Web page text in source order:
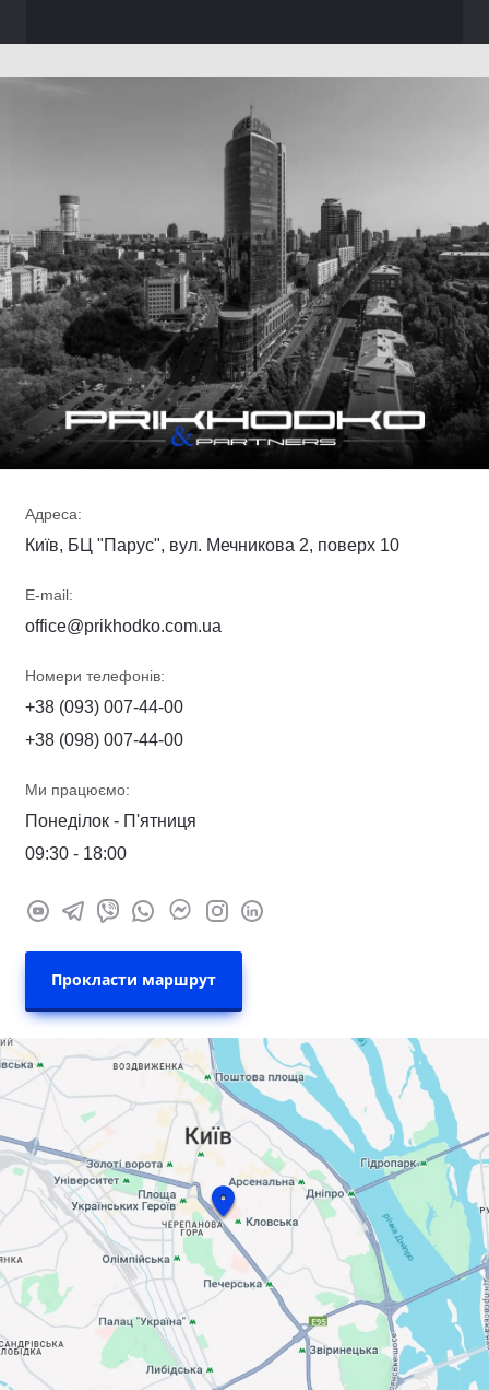
Адреса:
Київ, БЦ "Парус", вул. Мечникова 2, поверх 10
E-mail:
office@prikhodko.com.ua
Номери телефонів:
+38 (093) 007-44-00
+38 (098) 007-44-00
Ми працюємо:
Понеділок - П'ятниця
09:30 - 18:00
Прокласти маршрут